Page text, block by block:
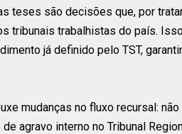
teses são decisões que, por
tribunais trabalhistas do país.
já definido pelo TST,
mudanças no fluxo recursal:
agravo interno no Tribunal